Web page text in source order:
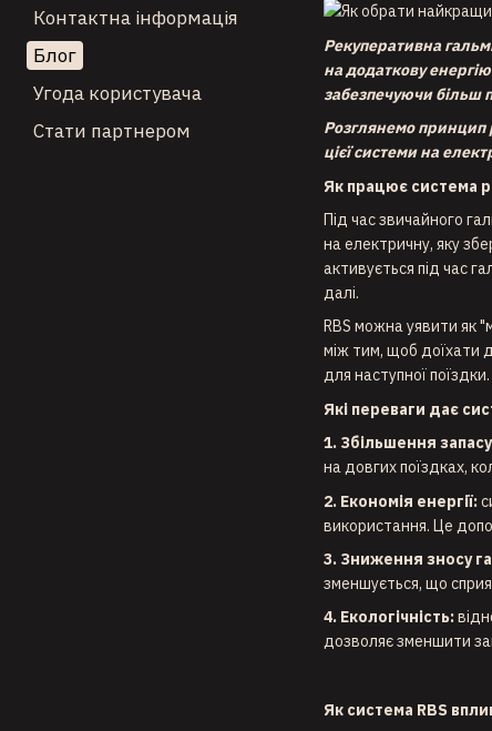
Рекуперативна
на додаткову
забезпечуючи більш
Розглянемо принцип
цієї системи на
Як працює система
Під час звичайного
на електричну, яку
активується під час
далі.
RBS можна уявити як
між тим, щоб доїхати
для наступної поїздки.
Які переваги дає
1. Збільшення
на довгих поїздках,
2. Економія енергії:
використання. Це
3. Зниження зносу
зменшується, що
4. Екологічність:
дозволяє зменшити
Як система RBS
Контактна інформація
Блог
Угода користувача
Стати партнером